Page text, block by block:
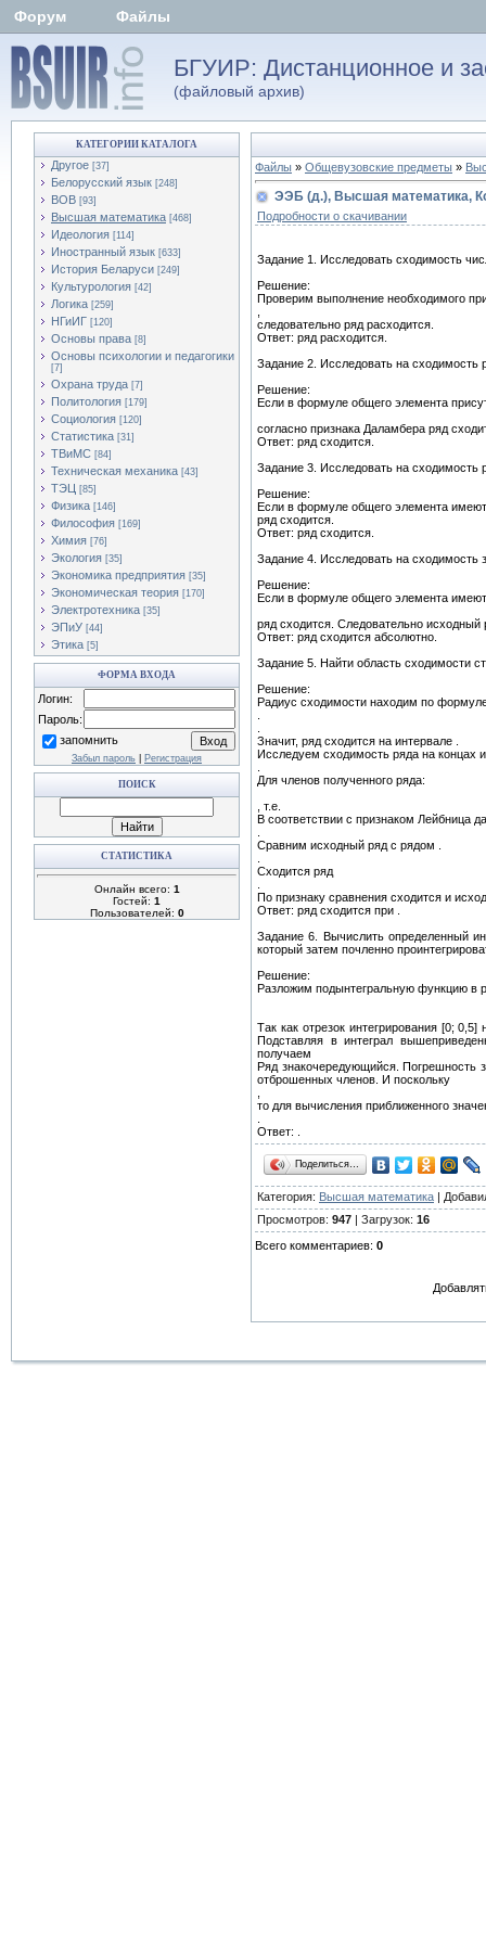
Форум Файлы
БГУИР: Дистанционное и
(файловый архив)
КАТЕГОРИИ КАТАЛОГА
Другое [37]
Белорусский язык [248]
ВОВ [93]
Высшая математика [468]
Идеология [114]
Иностранный язык [633]
История Беларуси [249]
Культурология [42]
Логика [259]
НГиИГ [120]
Основы права [8]
Основы психологии и педагогики
[7]
Охрана труда [7]
Политология [179]
Социология [120]
Статистика [31]
ТВиМС [84]
Техническая механика [43]
ТЭЦ [85]
Физика [146]
Философия [169]
Химия [76]
Экология [35]
Экономика предприятия [35]
Экономическая теория [170]
Электротехника [35]
ЭПиУ [44]
Этика [5]
ФОРМА ВХОДА
Логин:
Пароль:
запомнить
Забыл пароль Регистрация
ПОИСК
СТАТИСТИКА
Онлайн всего: 1
Гостей: 1
Пользователей: 0
Файлы » Общевузовские предметы »
ЭЭБ (д.), Высшая математика,
Подробности о скачивании
Задание 1. Исследовать сходимость
Решение:
Проверим выполнение необходимого
следовательно ряд расходится.
Ответ: ряд расходится.
Задание 2. Исследовать на сходимость
Решение:
Если в формуле общего элемента
согласно признака Даламбера ряд
Ответ: ряд сходится.
Задание 3. Исследовать на сходимость
Решение:
Если в формуле общего элемента
ряд сходится.
Ответ: ряд cходится.
Задание 4. Исследовать на сходимость
Решение:
Если в формуле общего элемента
ряд сходится. Следовательно исходный
Ответ: ряд сходится абсолютно.
Задание 5. Найти область сходимости
Решение:
Радиус сходимости находим по
Значит, ряд сходится на интервале .
Исследуем сходимость ряда на концах
Для членов полученного ряда:
, т.е.
В соответствии с признаком Лейбница
Сравним исходный ряд с рядом .
Сходится ряд
По признаку сравнения сходится и
Ответ: ряд сходится при .
Задание 6. Вычислить определенный
который затем почленно
Решение:
Разложим подынтегральную функцию в
Так как отрезок интегрирования [0;
Подставляя в интеграл
получаем
Ряд знакочередующийся.
отброшенных членов. И поскольку
то для вычисления приближенного
Ответ: .
Поделиться…
Категория: Высшая математика |
Просмотров: 947 | Загрузок: 16
Всего комментариев: 0